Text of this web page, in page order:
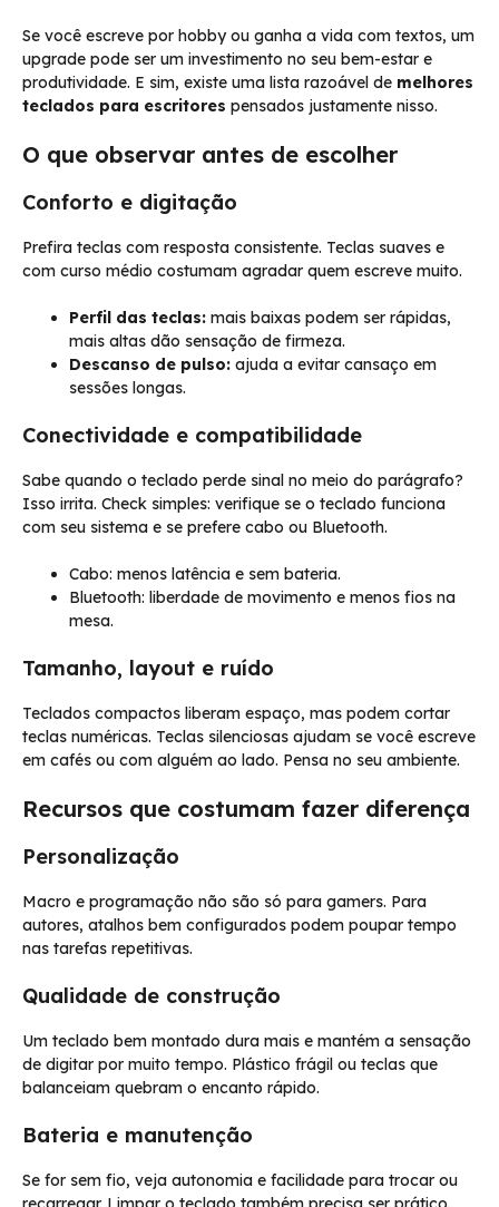
Se você escreve por hobby ou ganha a vida com textos, um
upgrade pode ser um investimento no seu bem-estar e
produtividade. E sim, existe uma lista razoável de melhores
teclados para escritores pensados justamente nisso.
O que observar antes de escolher
Conforto e digitação
Prefira teclas com resposta consistente. Teclas suaves e
com curso médio costumam agradar quem escreve muito.
Perfil das teclas: mais baixas podem ser rápidas,
mais altas dão sensação de firmeza.
Descanso de pulso: ajuda a evitar cansaço em
sessões longas.
Conectividade e compatibilidade
Sabe quando o teclado perde sinal no meio do parágrafo?
Isso irrita. Check simples: verifique se o teclado funciona
com seu sistema e se prefere cabo ou Bluetooth.
Cabo: menos latência e sem bateria.
Bluetooth: liberdade de movimento e menos fios na
mesa.
Tamanho, layout e ruído
Teclados compactos liberam espaço, mas podem cortar
teclas numéricas. Teclas silenciosas ajudam se você escreve
em cafés ou com alguém ao lado. Pensa no seu ambiente.
Recursos que costumam fazer diferença
Personalização
Macro e programação não são só para gamers. Para
autores, atalhos bem configurados podem poupar tempo
nas tarefas repetitivas.
Qualidade de construção
Um teclado bem montado dura mais e mantém a sensação
de digitar por muito tempo. Plástico frágil ou teclas que
balanceiam quebram o encanto rápido.
Bateria e manutenção
Se for sem fio, veja autonomia e facilidade para trocar ou